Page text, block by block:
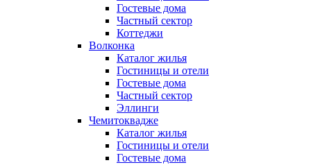
Гостевые дома
Частный сектор
Коттеджи
Волконка
Каталог жилья
Гостиницы и отели
Гостевые дома
Частный сектор
Эллинги
Чемитоквадже
Каталог жилья
Гостиницы и отели
Гостевые дома